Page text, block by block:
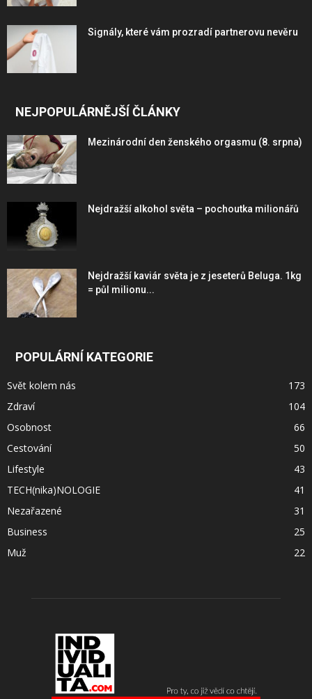
Signály, které vám prozradí partnerovu nevěru
NEJPOPULÁRNĚJŠÍ ČLÁNKY
Mezinárodní den ženského orgasmu (8. srpna)
Nejdražší alkohol světa – pochoutka milionářů
Nejdražší kaviár světa je z jeseterů Beluga. 1kg
= půl milionu...
POPULÁRNÍ KATEGORIE
Svět kolem nás
173
Zdraví
104
Osobnost
66
Cestování
50
Lifestyle
43
TECH(nika)NOLOGIE
41
Nezařazené
31
Business
25
Muž
22